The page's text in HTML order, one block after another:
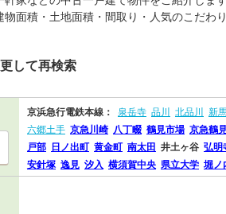
面積・土地面積・間取り・人気のこだ
して再検索
京浜急行電鉄本線： 泉岳寺 品川 北品川 新
六郷土手 京急川崎 八丁畷 鶴見市場 京急鶴
戸部
日ノ出町 黄金町 南太田 井土ヶ谷 弘明
安針塚 逸見 汐入 横須賀中央 県立大学 堀ノ